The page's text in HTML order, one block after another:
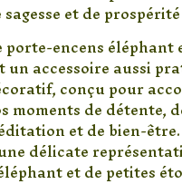
sagesse et de prospérité
porte-encens éléphant
un accessoire aussi
conçu pour
moments de détente,
et de bien-
délicate
et de petites